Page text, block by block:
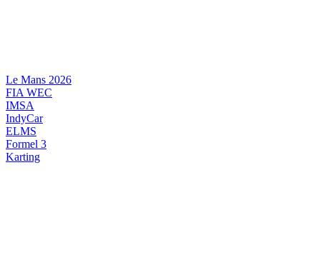
Le Mans 2026
FIA WEC
IMSA
IndyCar
ELMS
Formel 3
Karting